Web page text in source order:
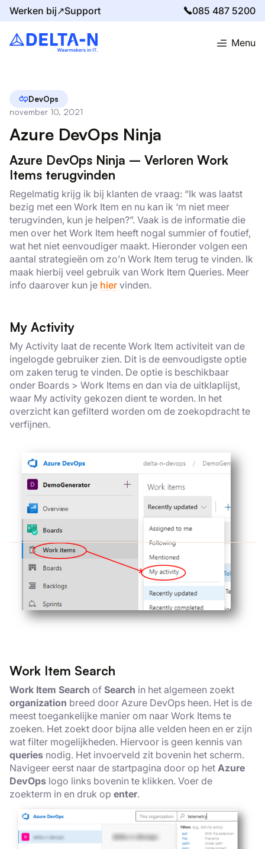
Werken bij↗Support 085 487 5200
Menu
Home Blog Azure DevOps Ninja
DevOps
november 10, 2021
Azure DevOps Ninja
Azure DevOps Ninja – Verloren Work
Items terugvinden
Regelmatig krijg ik bij klanten de vraag: “Ik was laatst
bezig met een Work Item en nu kan ik ‘m niet meer
terugvinden, kun je helpen?”. Vaak is de informatie die
men over het Work Item heeft nogal summier of foutief,
wat het niet eenvoudiger maakt. Hieronder volgen een
aantal strategieën om zo’n Work Item terug te vinden. Ik
maak hierbij veel gebruik van Work Item Queries. Meer
info daarover kun je hier vinden.
My Activity
My Activity laat de recente Work Item activiteit van de
ingelogde gebruiker zien. Dit is de eenvoudigste optie
om zaken terug te vinden. De optie is beschikbaar
onder Boards > Work Items en dan via de uitklaplijst,
waar My activity gekozen dient te worden. In het
overzicht kan gefilterd worden om de zoekopdracht te
verfijnen.
Work Item Search
Work Item Search of Search in het algemeen zoekt
organization breed door Azure DevOps heen. Het is de
meest toegankelijke manier om naar Work Items te
zoeken. Het zoekt door bijna alle velden heen en er zijn
wat filter mogelijkheden. Hiervoor is geen kennis van
queries nodig. Het invoerveld zit bovenin het scherm.
Navigeer eerst naar de startpagina door op het Azure
DevOps logo links bovenin te klikken. Voer de
zoekterm in en druk op enter.